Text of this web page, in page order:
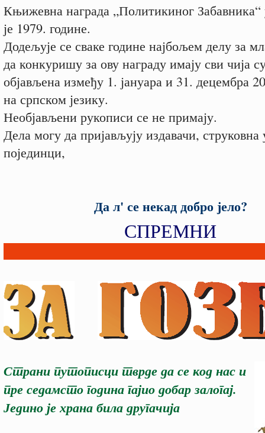
Књижевна награда „Политикиног Забавника“
је 1979. године.
Додељује се сваке године најбољем делу за
да конкуришу за ову награду имају сви чија
објављена између 1. јануара и 31. децембра
на српском језику.
Необјављени рукописи се не примају.
Дела могу да пријављују издавачи,
појединци,
Да л' се некад добро јело?
СПРЕМНИ
Страни путописци тврде да се код нас и
пре седамсто година гајио добар залогај.
Једино је храна била другачија